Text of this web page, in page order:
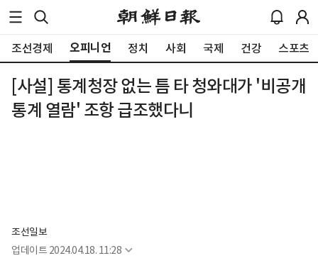
조선경제 오피니언 정치 사회 국제 건강 스포츠
[사설] 통계청장 없는 틈 타 청와대가 '비공개
통계 열람' 조항 급조했다니
조선일보
업데이트 2024.04.18. 11:28